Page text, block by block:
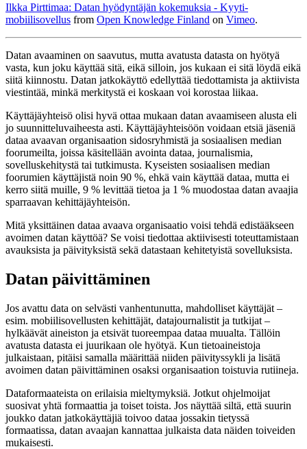
Ilkka Pirttimaa: Datan hyödyntäjän kokemuksia - Kyyti-
mobiilisovellus from Open Knowledge Finland on Vimeo.
Datan avaaminen on saavutus, mutta avatusta datasta on hyötyä
vasta, kun joku käyttää sitä, eikä silloin, jos kukaan ei sitä löydä eikä
siitä kiinnostu. Datan jatkokäyttö edellyttää tiedottamista ja aktiivista
viestintää, minkä merkitystä ei koskaan voi korostaa liikaa.
Käyttäjäyhteisö olisi hyvä ottaa mukaan datan avaamiseen alusta eli
jo suunnitteluvaiheesta asti. Käyttäjäyhteisöön voidaan etsiä jäseniä
dataa avaavan organisaation sidosryhmistä ja sosiaalisen median
foorumeilta, joissa käsitellään avointa dataa, journalismia,
sovelluskehitystä tai tutkimusta. Kyseisten sosiaalisen median
foorumien käyttäjistä noin 90 %, ehkä vain käyttää dataa, mutta ei
kerro siitä muille, 9 % levittää tietoa ja 1 % muodostaa datan avaajia
sparraavan kehittäjäyhteisön.
Mitä yksittäinen dataa avaava organisaatio voisi tehdä edistääkseen
avoimen datan käyttöä? Se voisi tiedottaa aktiivisesti toteuttamistaan
avauksista ja päivityksistä sekä datastaan kehitetyistä sovelluksista.
Datan päivittäminen
Jos avattu data on selvästi vanhentunutta, mahdolliset käyttäjät –
esim. mobiilisovellusten kehittäjät, datajournalistit ja tutkijat –
hylkäävät aineiston ja etsivät tuoreempaa dataa muualta. Tällöin
avatusta datasta ei juurikaan ole hyötyä. Kun tietoaineistoja
julkaistaan, pitäisi samalla määrittää niiden päivityssykli ja lisätä
avoimen datan päivittäminen osaksi organisaation toistuvia rutiineja.
Dataformaateista on erilaisia mieltymyksiä. Jotkut ohjelmoijat
suosivat yhtä formaattia ja toiset toista. Jos näyttää siltä, että suurin
joukko datan jatkokäyttäjiä toivoo dataa jossakin tietyssä
formaatissa, datan avaajan kannattaa julkaista data näiden toiveiden
mukaisesti.